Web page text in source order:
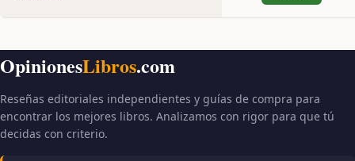
OpinionesLibros.com
Reseñas editoriales independientes y guías de compra para
encontrar los mejores libros. Analizamos con rigor para que tú
decidas con criterio.